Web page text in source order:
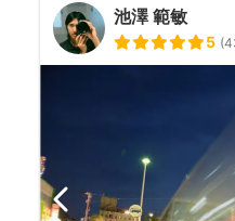
池澤 範敏
5 (